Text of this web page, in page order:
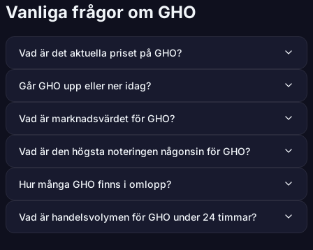
Vanliga frågor om GHO
Vad är det aktuella priset på GHO?
Går GHO upp eller ner idag?
Vad är marknadsvärdet för GHO?
Vad är den högsta noteringen någonsin för GHO?
Hur många GHO finns i omlopp?
Vad är handelsvolymen för GHO under 24 timmar?